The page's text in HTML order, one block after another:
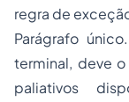
regra de
Parágrafo
terminal, deve
paliativos